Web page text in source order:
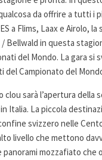
da offrire a tutti i
a Flims, Laax e Airolo,
/ Bellwald in questa
del Mondo. La gara si
del Campionato del
clou sarà l’apertura della
Italia. La piccola
svizzero nelle
livello che mettono
panorami mozzafiato che